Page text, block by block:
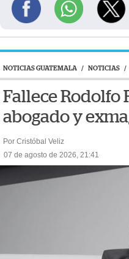
NOTICIAS GUATEMALA / NOTICIAS /
Fallece Rodolfo
abogado y
Por Cristóbal Veliz
07 de agosto de 2026, 21:41